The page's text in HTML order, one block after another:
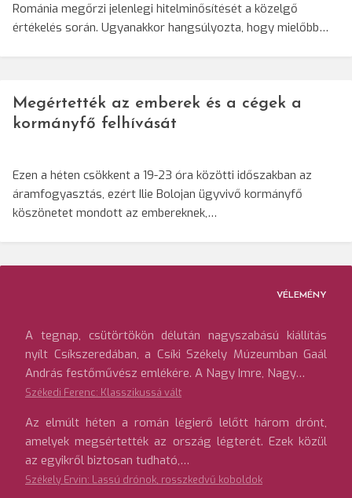
Románia megőrzi jelenlegi hitelminősítését a közelgő
értékelés során. Ugyanakkor hangsúlyozta, hogy mielőbb…
Megértették az emberek és a cégek a
kormányfő felhívását
Ezen a héten csökkent a 19-23 óra közötti időszakban az
áramfogyasztás, ezért Ilie Bolojan ügyvivő kormányfő
köszönetet mondott az embereknek,…
VÉLEMÉNY
A tegnap, csütörtökön délután nagyszabású kiállítás
nyílt Csíkszeredában, a Csíki Székely Múzeumban Gaál
András festőművész emlékére. A Nagy Imre, Nagy…
Székedi Ferenc: Klasszikussá vált
Az elmúlt héten a román légierő lelőtt három drónt,
amelyek megsértették az ország légterét. Ezek közül
az egyikről biztosan tudható,…
Székely Ervin: Lassú drónok, rosszkedvű koboldok